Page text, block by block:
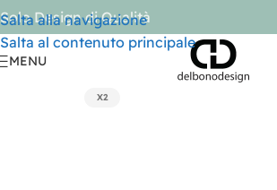
Salta alla navigazione
Salta al contenuto principale
Solo Design di Qualità
MENU
X2